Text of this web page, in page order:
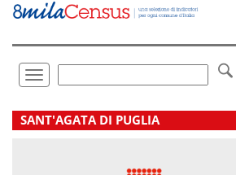
Vai
direttamente
Toggle
navigation
.
SANT'AGATA DI PUGLIA